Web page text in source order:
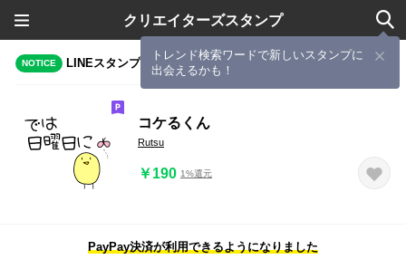
クリエイターズスタンプ
トレンド検索ワードで新しいスタンプに
出会えるかも！
NOTICE LINEスタンプメーカーで作成されたスタンプ
コケるくん
Rutsu
￥190 1%還元
PayPay決済が利用できるようになりました